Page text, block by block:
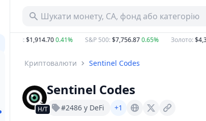
Шукати монету, CA, фонд або категорію
$1,914.700.41% S&P 500:$7,756.870.65% Золото:
Криптовалюти Sentinel Codes
Н/Т
Sentinel Codes
#2486 у DeFi +1 Sentinel.codes X (Twitter)